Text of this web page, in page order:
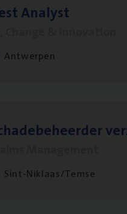
Ana­lyst
Antwerpen
Sint-Niklaas/Temse